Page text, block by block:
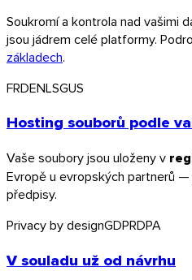
Firefox
Soukromí a kontrola nad vašimi
jsou jádrem celé platformy.
základech.
FRDENLSGUS
Hosting souborů podle
Vaše soubory jsou uloženy v
Evropě u evropských partnerů —
předpisy.
Privacy by designGDPRDPA
V souladu už od návrhu